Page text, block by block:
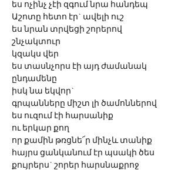
ես ոչինչ չէի զգում նրա հանդեպ
Աշոտը հետո էր` ավելի ուշ
ես նրան տրվեցի շորերով
շնչակտուր
կզակս վեր
ես տասնչորս էի այդ ժամանակ
ընդամենը
իսկ նա եկվոր`
գրպանները միշտ լի ծամոններով
ես ուզում էի հարսանիք
ու երկար քող
որ քամին թռցնե՜ր մինչև տանիք
հայրս ցանկանում էր պսակի ծես
քույրերս` շորեր հարսնաքրոջ